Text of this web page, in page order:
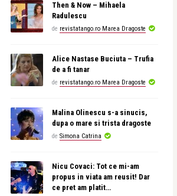
Then & Now – Mihaela
Radulescu
de revistatango.ro Marea Dragoste
Alice Nastase Buciuta – Trufia
de a fi tanar
de revistatango.ro Marea Dragoste
Malina Olinescu s-a sinucis,
dupa o mare si trista dragoste
de Simona Catrina
Nicu Covaci: Tot ce mi-am
propus in viata am reusit! Dar
ce pret am platit…